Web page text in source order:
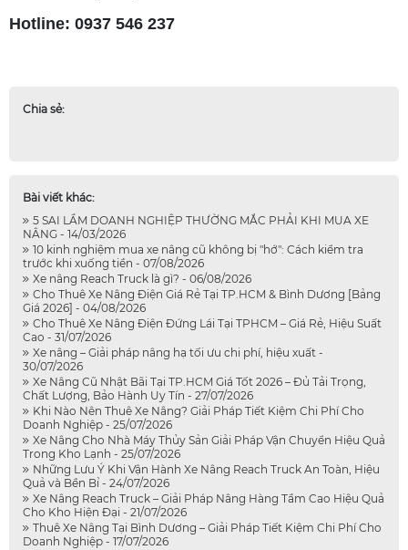
Hotline: 0937 546 237
Chia sẻ:
Bài viết khác:
5 SAI LẦM DOANH NGHIỆP THƯỜNG MẮC PHẢI KHI MUA XE
NÂNG - 14/03/2026
10 kinh nghiệm mua xe nâng cũ không bị "hớ": Cách kiểm tra
trước khi xuống tiền - 07/08/2026
Xe nâng Reach Truck là gì? - 06/08/2026
Cho Thuê Xe Nâng Điện Giá Rẻ Tại TP.HCM & Bình Dương [Bảng
Giá 2026] - 04/08/2026
Cho Thuê Xe Nâng Điện Đứng Lái Tại TPHCM – Giá Rẻ, Hiệu Suất
Cao - 31/07/2026
Xe nâng – Giải pháp nâng hạ tối ưu chi phí, hiệu xuất -
30/07/2026
Xe Nâng Cũ Nhật Bãi Tại TP.HCM Giá Tốt 2026 – Đủ Tải Trọng,
Chất Lượng, Bảo Hành Uy Tín - 27/07/2026
Khi Nào Nên Thuê Xe Nâng? Giải Pháp Tiết Kiệm Chi Phí Cho
Doanh Nghiệp - 25/07/2026
Xe Nâng Cho Nhà Máy Thủy Sản Giải Pháp Vận Chuyển Hiệu Quả
Trong Kho Lạnh - 25/07/2026
Những Lưu Ý Khi Vận Hành Xe Nâng Reach Truck An Toàn, Hiệu
Quả và Bền Bỉ - 24/07/2026
Xe Nâng Reach Truck – Giải Pháp Nâng Hàng Tầm Cao Hiệu Quả
Cho Kho Hiện Đại - 21/07/2026
Thuê Xe Nâng Tại Bình Dương – Giải Pháp Tiết Kiệm Chi Phí Cho
Doanh Nghiệp - 17/07/2026